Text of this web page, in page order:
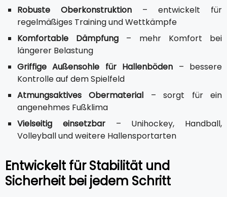
Robuste Oberkonstruktion – entwickelt für
regelmäßiges Training und Wettkämpfe
Komfortable Dämpfung – mehr Komfort bei
längerer Belastung
Griffige Außensohle für Hallenböden – bessere
Kontrolle auf dem Spielfeld
Atmungsaktives Obermaterial – sorgt für ein
angenehmes Fußklima
Vielseitig einsetzbar– Unihockey, Handball,
Volleyball und weitere Hallensportarten
Entwickelt für Stabilität und
Sicherheit bei jedem Schritt